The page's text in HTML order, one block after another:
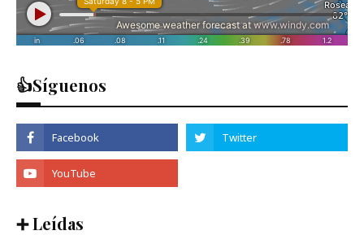
👍Síguenos
➕ Leídas